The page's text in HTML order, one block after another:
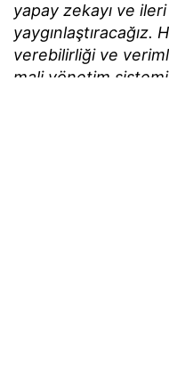
yapay zekayı ve
yaygınlaştıracağız.
verebilirliği ve
mali yönetim